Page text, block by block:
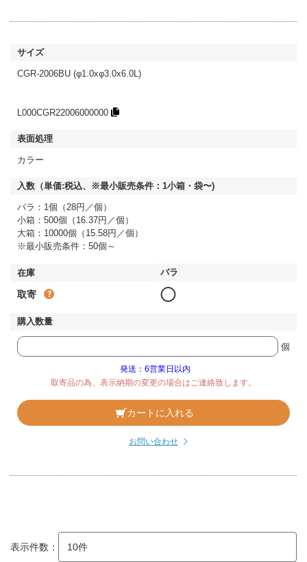
CGR-2006BU (φ1.0xφ3.0x6.0L)
L000CGR22006000000
カラー
バラ：1個（28円／個）
小箱：500個（16.37円／個）
大箱：10000個（15.58円／個）
※最小販売条件：50個～
取寄 ◯
個
発送：6営業日以内
取寄品の為、表示納期の変更の場合はご連絡致します。
カートに入れる
お問い合わせ
表示件数：